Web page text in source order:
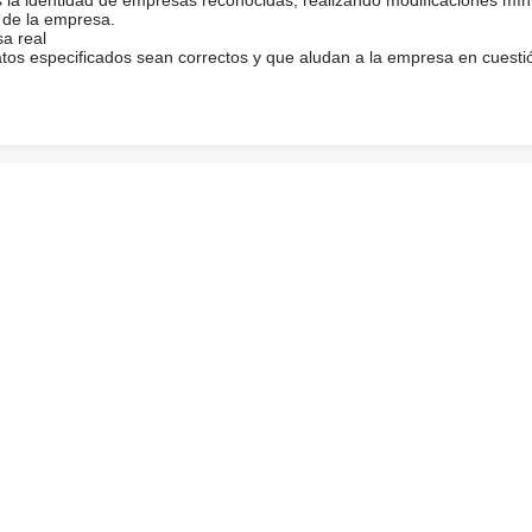
la empresa.
real
especificados sean correctos y que aludan a la empresa en